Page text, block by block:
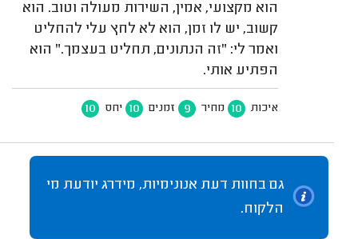
הוא מקצועי, אמין, השירות מעולה וטוב. הוא
קשוב, יש לו זמן, הוא לא לחץ עלי להחליט
ואמר לי: "זה הנתונים, תחליט בעצמך." הוא
הפתיע אותי.
איכות 10 מחיר 9 זמנים 10 יחס 10
גם בחוות דעת אנונימיות, מידרג יודעת מי
הלקוח.